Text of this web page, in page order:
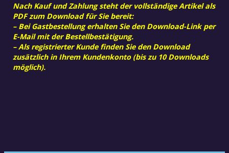
Nach Kauf und Zahlung steht der vollständige Artikel als
PDF zum Download für Sie bereit:
– Bei Gastbestellung erhalten Sie den Download-Link per
E-Mail mit der Bestellbestätigung.
– Als registrierter Kunde finden Sie den Download
zusätzlich in Ihrem Kundenkonto (bis zu 10 Downloads
möglich).